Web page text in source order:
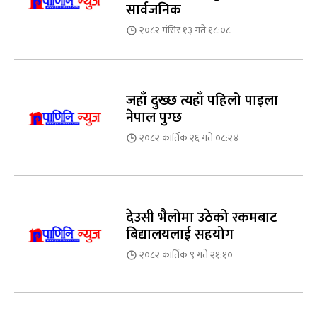
सार्वजनिक
२०८२ मंसिर १३ गते १८:०८
जहाँ दुख्छ त्यहाँ पहिलो पाइला
नेपाल पुग्छ
२०८२ कार्तिक २६ गते ०८:२४
देउसी भैलोमा उठेको रकमबाट
बिद्यालयलाई सहयोग
२०८२ कार्तिक ९ गते २१:१०